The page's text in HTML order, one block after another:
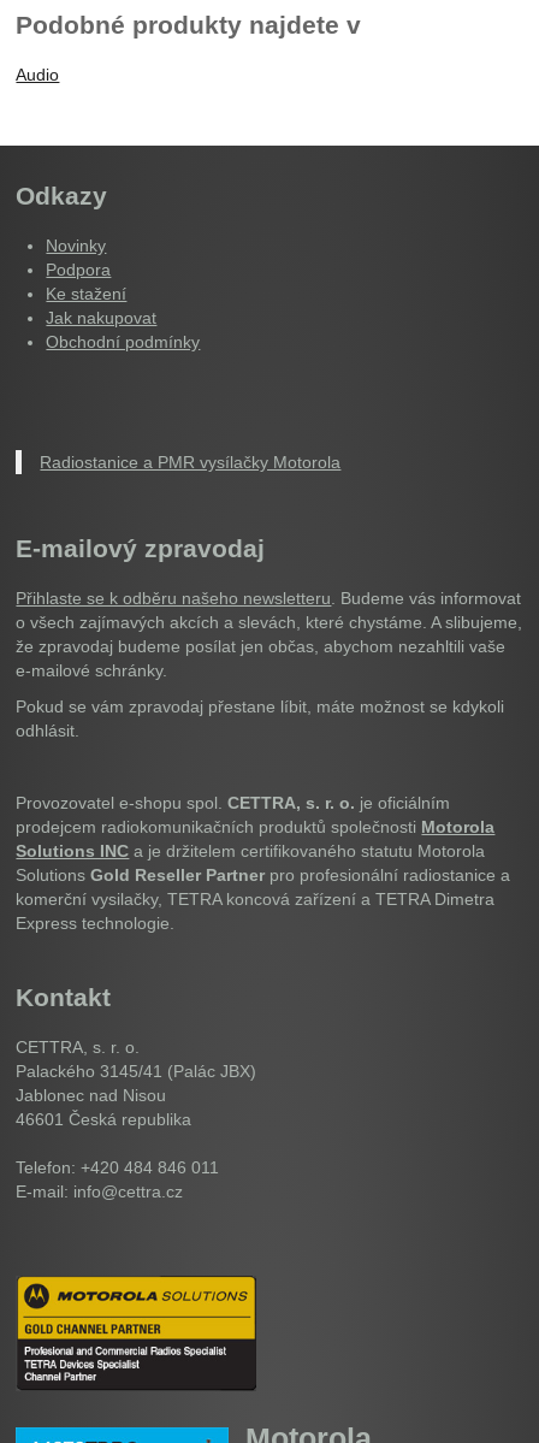
Podobné produkty najdete v
Audio
Odkazy
Novinky
Podpora
Ke stažení
Jak nakupovat
Obchodní podmínky
Radiostanice a PMR vysílačky Motorola
E-mailový zpravodaj
Přihlaste se k odběru našeho newsletteru . Budeme vás informovat
o všech zajímavých akcích a slevách, které chystáme. A slibujeme,
že zpravodaj budeme posílat jen občas, abychom nezahltili vaše
e-mailové schránky.
Pokud se vám zpravodaj přestane líbit, máte možnost se kdykoli
odhlásit.
Provozovatel e-shopu spol.CETTRA, s. r. o. je oficiálním
prodejcem radiokomunikačních produktů společnosti Motorola
Solutions INC a je držitelem certifikovaného statutu Motorola
SolutionsGold Reseller Partner pro profesionální radiostanice a
komerční vysilačky, TETRA koncová zařízení a TETRA Dimetra
Express technologie.
Kontakt
CETTRA, s. r. o.
Palackého 3145/41 (Palác JBX)
Jablonec nad Nisou
46601Česká republika
Telefon: +420 484 846 011
E-mail: info@cettra.cz